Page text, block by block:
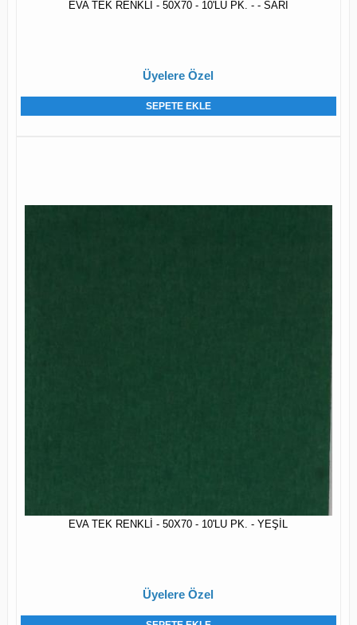
EVA TEK RENKLİ - 50X70 - 10'LU PK. - - SARI
Üyelere Özel
SEPETE EKLE
EVA TEK RENKLİ - 50X70 - 10'LU PK. - YEŞİL
Üyelere Özel